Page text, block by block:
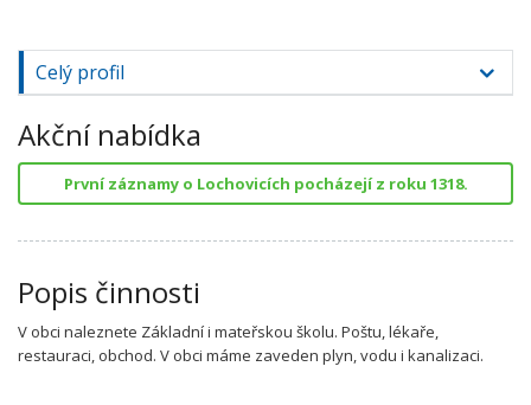
Celý profil
Akční nabídka
První záznamy o Lochovicích pocházejí z roku 1318.
Popis činnosti
V obci naleznete Základní i mateřskou školu. Poštu, lékaře,
restauraci, obchod. V obci máme zaveden plyn, vodu i kanalizaci.